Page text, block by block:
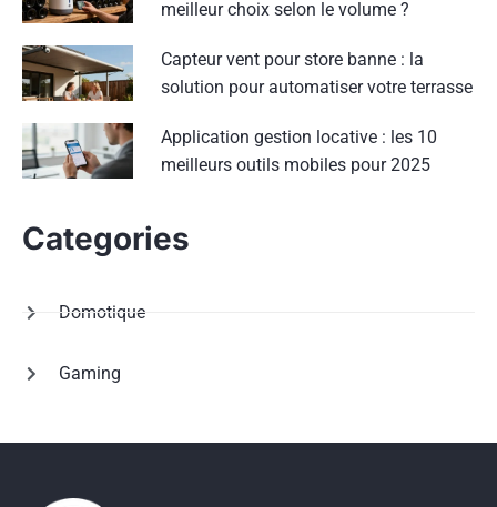
meilleur choix selon le volume ?
Capteur vent pour store banne : la
solution pour automatiser votre terrasse
Application gestion locative : les 10
meilleurs outils mobiles pour 2025
Categories
Domotique
Gaming